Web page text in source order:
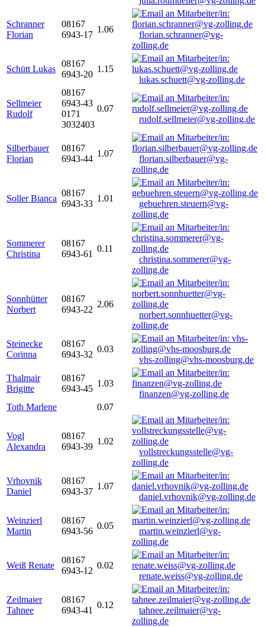
Schranner
Florian
08167
6943-17
1.06
florian.schranner@vg-
zolling.de
Schütt Lukas
08167
6943-20
1.15
lukas.schuett@vg-zolling.de
Sellmeier
Rudolf
08167
6943-43
0171
3032403
0.07
rudolf.sellmeier@vg-zolling.de
Silberbauer
Florian
08167
6943-44
1.07
florian.silberbauer@vg-
zolling.de
Soller Bianca
08167
6943-33
1.01
gebuehren.steuern@vg-
zolling.de
Sommerer
Christina
08167
6943-61
0.11
christina.sommerer@vg-
zolling.de
Sonnhütter
Norbert
08167
6943-22
2.06
norbert.sonnhuetter@vg-
zolling.de
Steinecke
Corinna
08167
6943-32
0.03
vhs-zolling@vhs-moosburg.de
Thalmair
Brigitte
08167
6943-45
1.03
finanzen@vg-zolling.de
Toth Marlene
0.07
Vogl
Alexandra
08167
6943-39
1.02
vollstreckungsstelle@vg-
zolling.de
Vrhovnik
Daniel
08167
6943-37
1.07
daniel.vrhovnik@vg-zolling.de
Weinzierl
Martin
08167
6943-56
0.05
martin.weinzierl@vg-
zolling.de
Weiß Renate
08167
6943-12
0.02
renate.weiss@vg-zolling.de
Zeilmaier
Tahnee
08167
6943-41
0.12
tahnee.zeilmaier@vg-
zolling.de